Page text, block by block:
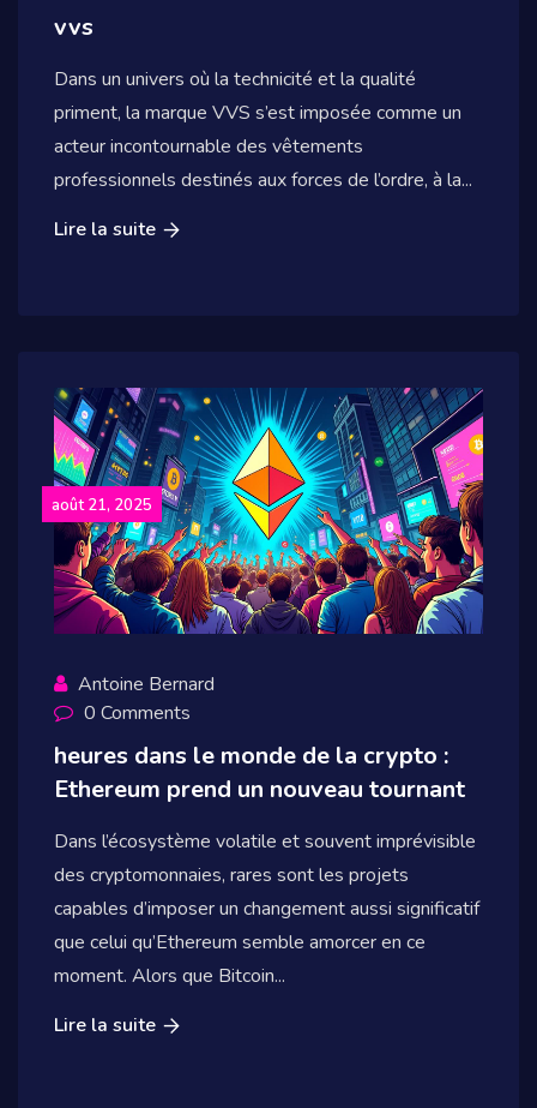
vvs
Dans un univers où la technicité et la qualité
priment, la marque VVS s’est imposée comme un
acteur incontournable des vêtements
professionnels destinés aux forces de l’ordre, à la...
Lire la suite
août 21, 2025
Antoine Bernard
0 Comments
heures dans le monde de la crypto :
Ethereum prend un nouveau tournant
Dans l’écosystème volatile et souvent imprévisible
des cryptomonnaies, rares sont les projets
capables d’imposer un changement aussi significatif
que celui qu’Ethereum semble amorcer en ce
moment. Alors que Bitcoin...
Lire la suite